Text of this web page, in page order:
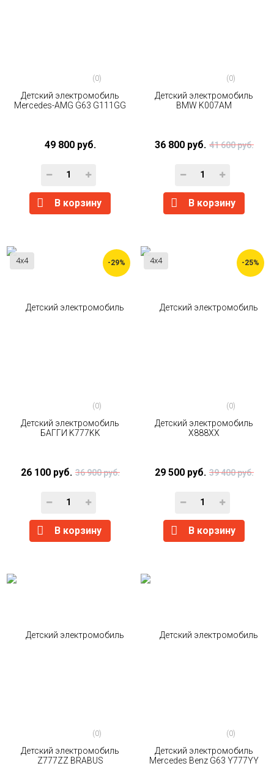
(0)
Детский электромобиль
Mercedes-AMG G63 G111GG
49 800 руб.
В корзину
(0)
Детский электромобиль
BMW K007AM
36 800 руб. 41 600 руб.
В корзину
4x4 -29%
(0)
Детский электромобиль
БАГГИ K777KK
26 100 руб. 36 900 руб.
В корзину
4x4 -25%
(0)
Детский электромобиль
X888XX
29 500 руб. 39 400 руб.
В корзину
(0)
Детский электромобиль
Z777ZZ BRABUS
(0)
Детский электромобиль
Mercedes Benz G63 Y777YY